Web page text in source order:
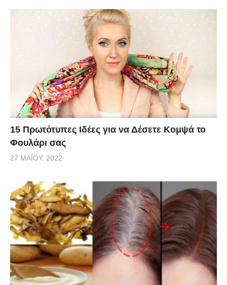
15 Πρωτότυπες Ιδέες για να Δέσετε Κομψά το
Φουλάρι σας
27 ΜΑΪ́ΟΥ, 2022